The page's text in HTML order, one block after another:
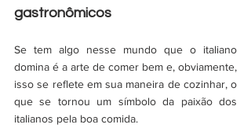
gastronômicos
Se tem algo nesse mundo que o italiano
domina é a arte de comer bem e, obviamente,
isso se reflete em sua maneira de cozinhar, o
que se tornou um símbolo da paixão dos
italianos pela boa comida.